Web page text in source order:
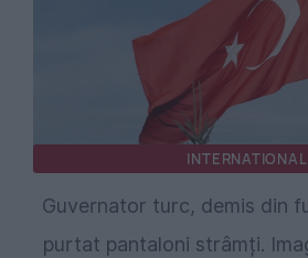
INTERNATIONAL
Guvernator turc, demis din
purtat pantaloni strâmți.